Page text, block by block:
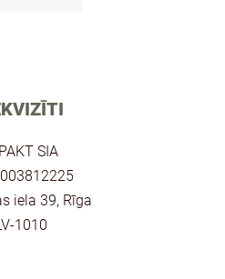
SIA
iela 39, Rīga
1010